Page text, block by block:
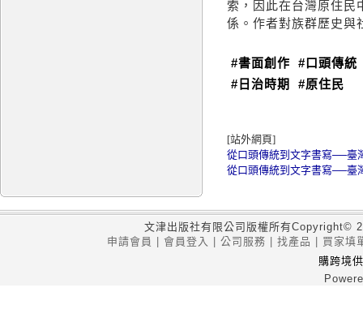
索，因此在台灣原住民
係。作者對族群歷史與
#書面創作
#口頭傳統
#日治時期
#原住民
[站外網頁]
從口頭傳統到文字書寫──臺
從口頭傳統到文字書寫──臺
文津出版社有限公司版權所有Copyright©
申請會員
會員登入 公司服務 找產品
買家填
購跨境